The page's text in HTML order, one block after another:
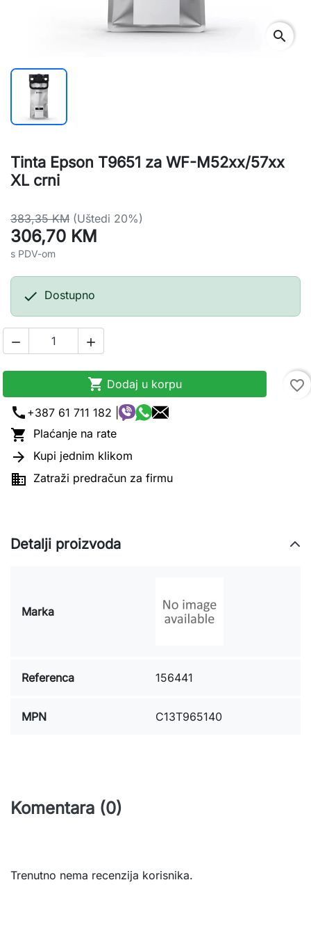
search
Tinta Epson T9651 za WF-M52xx/57xx
XL crni
383,35 KM (Uštedi 20%)
306,70 KM
s PDV-om
 Dostupno
 
 Dodaj u korpu
favorite_border
call +387 61 711 182 |
 Plaćanje na rate
 Kupi jednim klikom
 Zatraži predračun za firmu
Detalji proizvoda
Marka
Referenca 156441
MPN C13T965140
Komentara (0)
Trenutno nema recenzija korisnika.